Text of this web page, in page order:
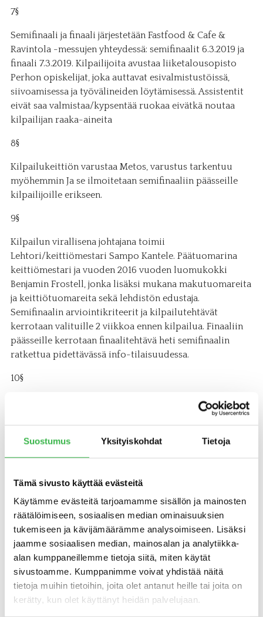
Suostumus Yksityiskohdat Tietoja
Tämä sivusto käyttää evästeitä
Käytämme evästeitä tarjoamamme sisällön ja mainosten
räätälöimiseen, sosiaalisen median ominaisuuksien
tukemiseen ja kävijämäärämme analysoimiseen. Lisäksi
jaamme sosiaalisen median, mainosalan ja analytiikka-
alan kumppaneillemme tietoja siitä, miten käytät
sivustoamme. Kumppanimme voivat yhdistää näitä
tietoja muihin tietoihin, joita olet antanut heille tai joita on
kerätty, kun olet käyttänyt heidän palvelujaan.
7§
Semifinaali ja finaali järjestetään Fastfood & Cafe &
Ravintola -messujen yhteydessä: semifinaalit 6.3.2019 ja
finaali 7.3.2019. Kilpailijoita avustaa liiketalousopisto
Perhon opiskelijat, joka auttavat esivalmistustöissä,
siivoamisessa ja työvälineiden löytämisessä. Assistentit
eivät saa valmistaa/kypsentää ruokaa eivätkä noutaa
kilpailijan raaka-aineita
8§
Kilpailukeittiön varustaa Metos, varustus tarkentuu
myöhemmin Ja se ilmoitetaan semifinaaliin päässeille
kilpailijoille erikseen.
9§
Kilpailun virallisena johtajana toimii
Lehtori/keittiömestari Sampo Kantele. Päätuomarina
keittiömestari ja vuoden 2016 vuoden luomukokki
Benjamin Frostell, jonka lisäksi mukana makutuomareita
ja keittiötuomareita sekä lehdistön edustaja.
Semifinaalin arviointikriteerit ja kilpailutehtävät
kerrotaan valituille 2 viikkoa ennen kilpailua. Finaaliin
päässeille kerrotaan finaalitehtävä heti semifinaalin
ratkettua pidettävässä info-tilaisuudessa.
10§
Kilpailijoilla tulee olla mustat kokkihousut ja valkoinen
kokkitakki, sekä asianmukaiset työkengät. Kilpailun
valituille kilpailijoille 1.3.2019.